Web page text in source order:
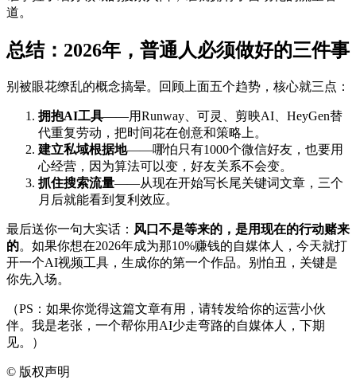
道。
总结：2026年，普通人必须做好的三件事
别被眼花缭乱的概念搞晕。回顾上面五个趋势，核心就三点：
拥抱AI工具——用Runway、可灵、剪映AI、HeyGen替
代重复劳动，把时间花在创意和策略上。
建立私域根据地——哪怕只有1000个微信好友，也要用
心经营，因为算法可以变，好友关系不会变。
抓住搜索流量——从现在开始写长尾关键词文章，三个
月后就能看到复利效应。
最后送你一句大实话： 风口不是等来的，是用现在的行动赌来
的。如果你想在2026年成为那10%赚钱的自媒体人，今天就打
开一个AI视频工具，生成你的第一个作品。别怕丑，关键是
你先入场。
（PS：如果你觉得这篇文章有用，请转发给你的运营小伙
伴。我是老张，一个帮你用AI少走弯路的自媒体人，下期
见。）
© 版权声明